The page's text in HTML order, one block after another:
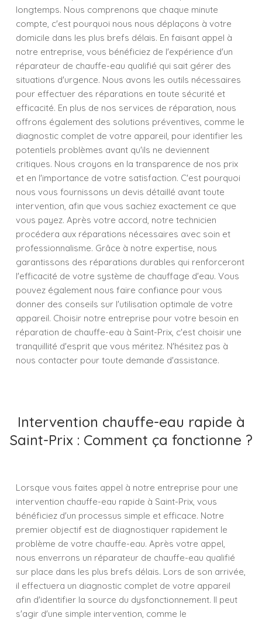
longtemps. Nous comprenons que chaque minute
compte, c'est pourquoi nous nous déplaçons à votre
domicile dans les plus brefs délais. En faisant appel à
notre entreprise, vous bénéficiez de l'expérience d'un
réparateur de chauffe-eau qualifié qui sait gérer des
situations d'urgence. Nous avons les outils nécessaires
pour effectuer des réparations en toute sécurité et
efficacité. En plus de nos services de réparation, nous
offrons également des solutions préventives, comme le
diagnostic complet de votre appareil, pour identifier les
potentiels problèmes avant qu'ils ne deviennent
critiques. Nous croyons en la transparence de nos prix
et en l'importance de votre satisfaction. C'est pourquoi
nous vous fournissons un devis détaillé avant toute
intervention, afin que vous sachiez exactement ce que
vous payez. Après votre accord, notre technicien
procédera aux réparations nécessaires avec soin et
professionnalisme. Grâce à notre expertise, nous
garantissons des réparations durables qui renforceront
l'efficacité de votre système de chauffage d'eau. Vous
pouvez également nous faire confiance pour vous
donner des conseils sur l'utilisation optimale de votre
appareil. Choisir notre entreprise pour votre besoin en
réparation de chauffe-eau à Saint-Prix, c'est choisir une
tranquillité d'esprit que vous méritez. N'hésitez pas à
nous contacter pour toute demande d'assistance.
Intervention chauffe-eau rapide à
Saint-Prix : Comment ça fonctionne ?
Lorsque vous faites appel à notre entreprise pour une
intervention chauffe-eau rapide à Saint-Prix, vous
bénéficiez d'un processus simple et efficace. Notre
premier objectif est de diagnostiquer rapidement le
problème de votre chauffe-eau. Après votre appel,
nous enverrons un réparateur de chauffe-eau qualifié
sur place dans les plus brefs délais. Lors de son arrivée,
il effectuera un diagnostic complet de votre appareil
afin d'identifier la source du dysfonctionnement. Il peut
s'agir d'une simple intervention, comme le